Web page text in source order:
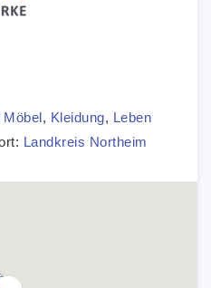
Möbel, Kleidung, Leben
Landkreis Northeim